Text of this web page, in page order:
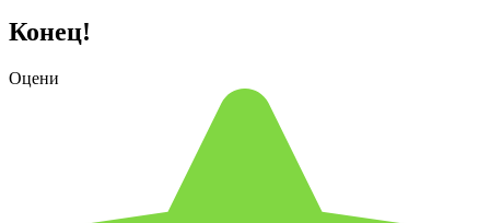
Конец!
Оцени